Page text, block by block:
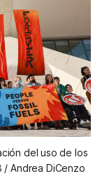
del uso de los
/ Andrea DiCenzo